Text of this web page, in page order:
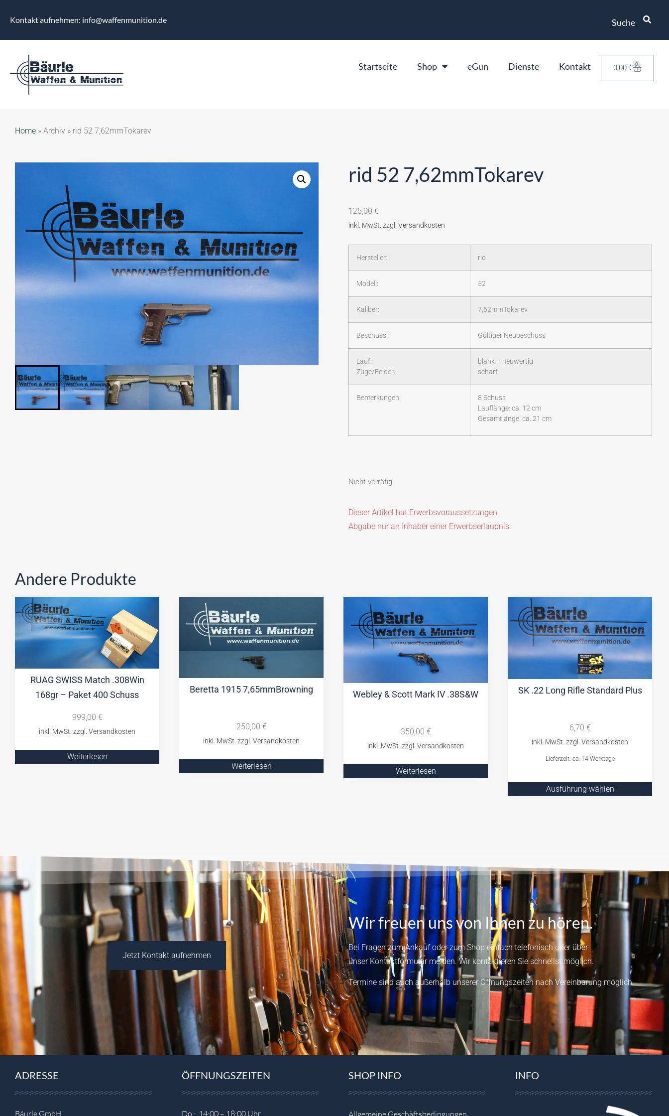
Kontakt aufnehmen: info@waffenmunition.de Suche
Startseite Shop eGun Dienste Kontakt 0,00 € 0
Home » Archiv » rid 52 7,62mmTokarev
rid 52 7,62mmTokarev
125,00 €
Hersteller: rid
Modell: 52
Kaliber: 7,62mmTokarev
Beschuss: Gültiger Neubeschuss
Lauf:
Züge/Felder:
blank – neuwertig
scharf
Bemerkungen:
8 Schuss
Lauflänge: ca. 12 cm
Gesamtlänge: ca. 21 cm
Nicht vorrätig
Dieser Artikel hat Erwerbsvoraussetzungen.
Abgabe nur an Inhaber einer Erwerbserlaubnis.
Andere Produkte
RUAG SWISS Match .308Win
168gr – Paket 400 Schuss
999,00 €
Weiterlesen
Beretta 1915 7,65mmBrowning
250,00 €
Weiterlesen
Webley & Scott Mark IV .38S&W
350,00 €
Weiterlesen
SK .22 Long Rifle Standard Plus
6,70 €
Lieferzeit: ca. 14 Werktage
Ausführung wählen
Jetzt Kontakt aufnehmen
Wir freuen uns von Ihnen zu hören.
Bei Fragen zum Ankauf oder zum Shop einfach telefonisch oder über
unser Kontaktformularmelden.Wir kontaktieren Sie schnellst möglich.
Termine sind auch außerhalb unserer Öffnungszeiten nach Vereinbarung möglich.
ADRESSE
Bäurle GmbH
ÖFFNUNGSZEITEN
Do.: 14:00 – 18:00 Uhr
SHOP INFO INFO